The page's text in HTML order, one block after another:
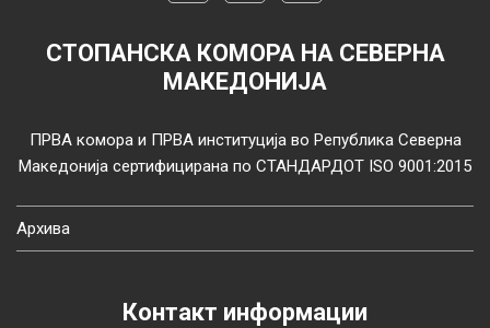
СТОПАНСКА КОМОРА НА СЕВЕРНА
МАКЕДОНИЈА
ПРВА комора и ПРВА институција во Република Северна
Македонија сертифицирана по СТАНДАРДОТ ISO 9001:2015
Архива
Контакт информации